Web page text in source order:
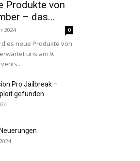
Produkte von
– das...
2024 0
es neue Produkte von
uns am 9.
Pro Jailbreak –
gefunden